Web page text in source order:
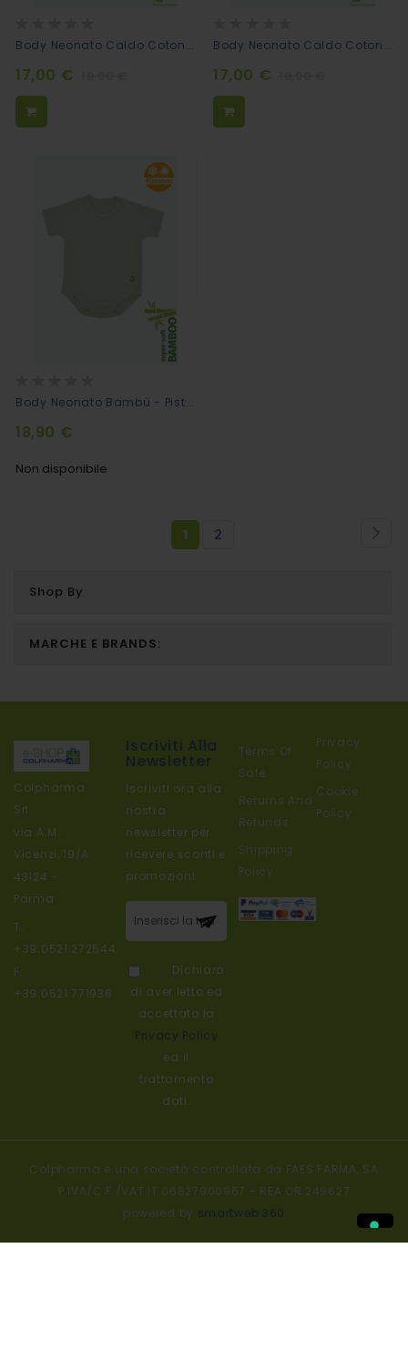
0% Body Neonato Caldo Cotone Morbido - Eucalyptus
17,00 €
0% Body Neonato Caldo Cotone Morbido - Cream
17,00 €
0% Body Neonato Bambù - Pistacchio
18,90 €
Non disponibile
Pagina
Attualmente
1 Pagina
2
Shop By
MARCHE E BRANDS:
Colpharma
Srl
via A.M.
Vicenzi, 19/A
43124 –
Parma
T.
+39.0521.272544
F:
+39.0521.771936
Iscriviti ora alla
nostra
newsletter per
ricevere sconti e
promozioni
Iscriviti alla
nostra
Dichiaro
di aver letto ed
accettato la
ed il
trattamento
dati.
Terms Of
Sale
Returns And
Refunds
Shipping
Policy
Privacy
Policy
Cookie
Policy
Colpharma e una società controllata da FAES FARMA, SA
P.IVA/C.F./VAT IT 06827900967 - REA OR 249627
powered by